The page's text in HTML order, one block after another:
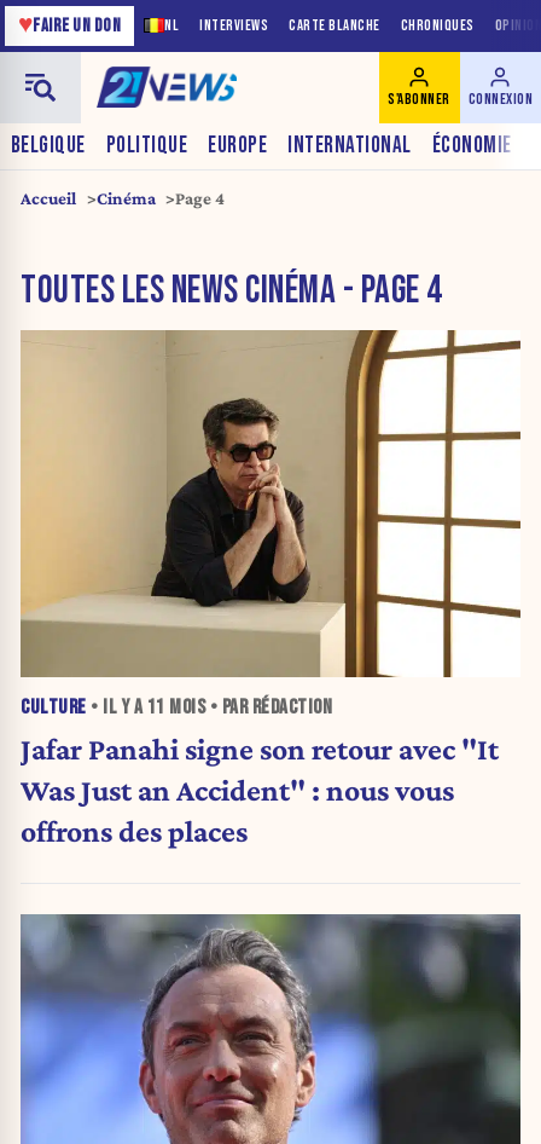
NL INTERVIEWS CARTE BLANCHE CHRONIQUES
♥FAIRE UN DON
BELGIQUE POLITIQUE EUROPE INTERNATIONAL ÉCONOMIE
S'ABONNER CONNEXION
Accueil Cinéma Page 4
TOUTES LES NEWS CINÉMA - PAGE 4
CULTURE • IL Y A 11 MOIS• PAR RÉDACTION
Jafar Panahi signe son retour avec "It
Was Just an Accident" : nous vous
offrons des places